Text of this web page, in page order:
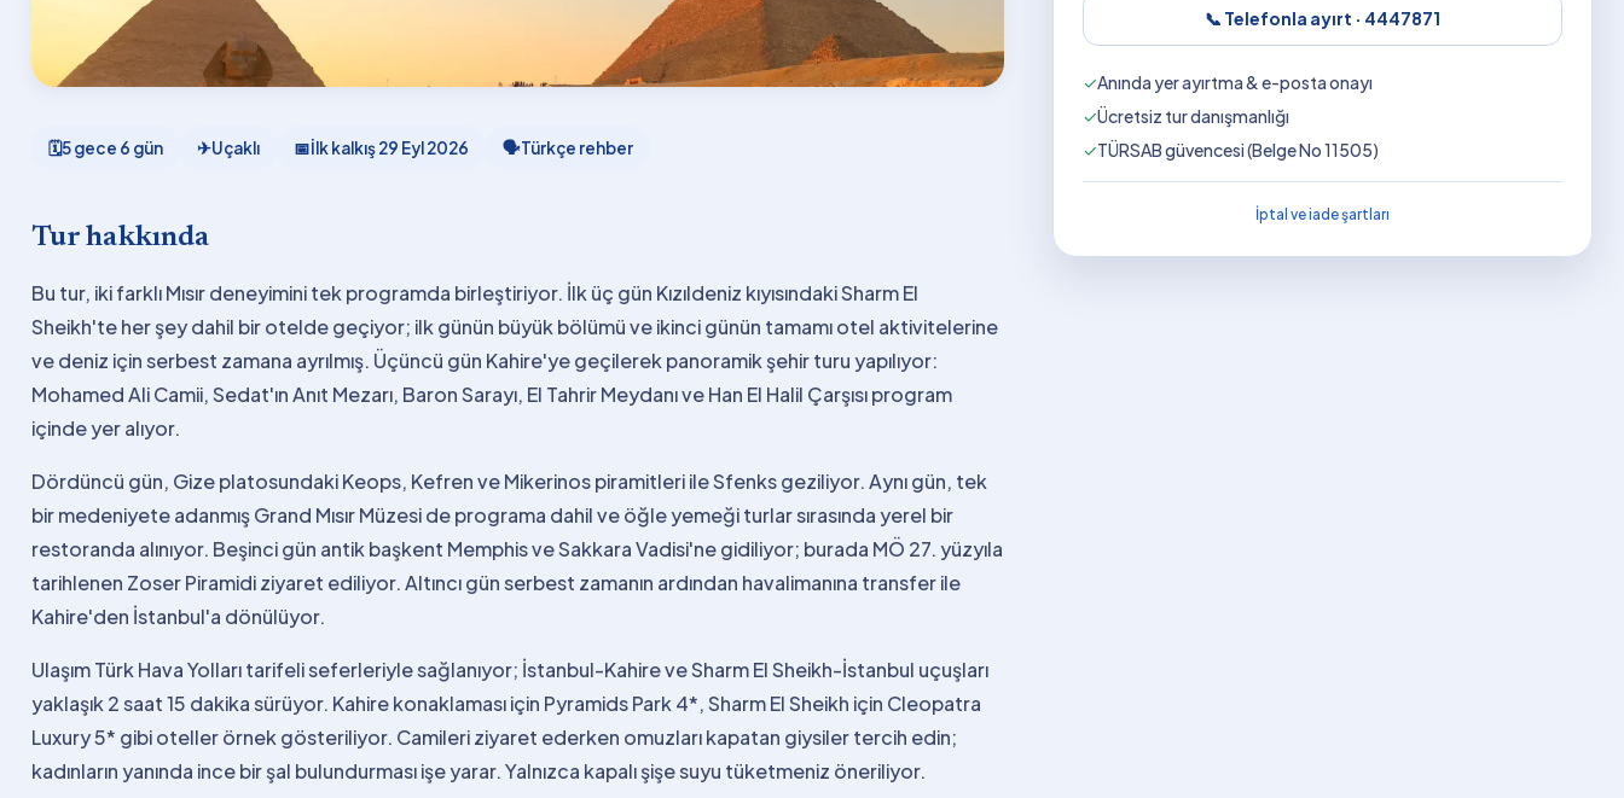
🗓5 gece 6 gün ✈Uçaklı 📅İlk kalkış29 Eyl 2026 🗣Türkçe rehber
Tur hakkında
Bu tur, iki farklı Mısır deneyimini tek programda birleştiriyor. İlk üç gün Kızıldeniz kıyısındaki Sharm El
Sheikh'te her şey dahil bir otelde geçiyor; ilk günün büyük bölümü ve ikinci günün tamamı otel aktivitelerine
ve deniz için serbest zamana ayrılmış. Üçüncü gün Kahire'ye geçilerek panoramik şehir turu yapılıyor:
Mohamed Ali Camii, Sedat'ın Anıt Mezarı, Baron Sarayı, El Tahrir Meydanı ve Han El Halil Çarşısı program
içinde yer alıyor.
Dördüncü gün, Gize platosundaki Keops, Kefren ve Mikerinos piramitleri ile Sfenks geziliyor. Aynı gün, tek
bir medeniyete adanmış Grand Mısır Müzesi de programa dahil ve öğle yemeği turlar sırasında yerel bir
restoranda alınıyor. Beşinci gün antik başkent Memphis ve Sakkara Vadisi'ne gidiliyor; burada MÖ 27. yüzyıla
tarihlenen Zoser Piramidi ziyaret ediliyor. Altıncı gün serbest zamanın ardından havalimanına transfer ile
Kahire'den İstanbul'a dönülüyor.
Ulaşım Türk Hava Yolları tarifeli seferleriyle sağlanıyor; İstanbul-Kahire ve Sharm El Sheikh-İstanbul uçuşları
yaklaşık 2 saat 15 dakika sürüyor. Kahire konaklaması için Pyramids Park 4*, Sharm El Sheikh için Cleopatra
Luxury 5* gibi oteller örnek gösteriliyor. Camileri ziyaret ederken omuzları kapatan giysiler tercih edin;
kadınların yanında ince bir şal bulundurması işe yarar. Yalnızca kapalı şişe suyu tüketmeniz öneriliyor.
📞 Telefonla ayırt · 4447871
✓Anında yer ayırtma & e-posta onayı
✓Ücretsiz tur danışmanlığı
✓TÜRSAB güvencesi (Belge No 11505)
İptal ve iade şartları